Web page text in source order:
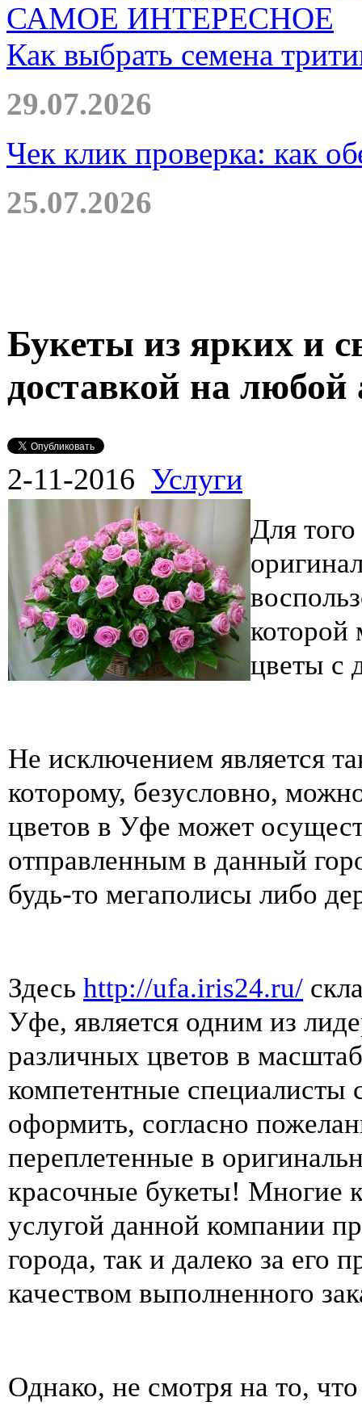
САМОЕ ИНТЕРЕСНОЕ
Как выбрать семена
29.07.2026
Чек клик проверка: как
25.07.2026
Букеты из ярких и
доставкой на любой
2-11-2016 Услуги
Для
которой
цветы с
Не исключением является
которому, безусловно,
цветов в Уфе может
отправленным в данный
будь-то мегаполисы либо
Здесь http://ufa.iris24.ru/
Уфе, является одним из
различных цветов в
компетентные специалисты
оформить, согласно
переплетенные в
красочные букеты! Многие
услугой данной компании
города, так и далеко за его
качеством выполненного
Однако, не смотря на то,